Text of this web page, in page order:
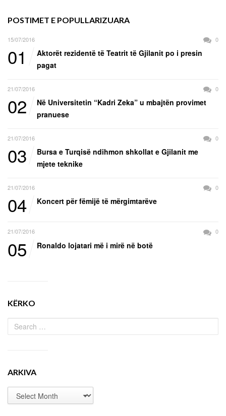
POSTIMET E POPULLARIZUARA
15/07/2016 0
01
Aktorët rezidentë të Teatrit të Gjilanit po i presin
pagat
21/07/2016 0
02
Në Universitetin “Kadri Zeka” u mbajtën provimet
pranuese
21/07/2016 0
03
Bursa e Turqisë ndihmon shkollat e Gjilanit me
mjete teknike
21/07/2016 0
04 Koncert për fëmijë të mërgimtarëve
21/07/2016 0
05 Ronaldo lojatari më i mirë në botë
KËRKO
ARKIVA